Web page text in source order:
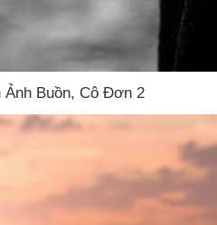
Ảnh Buồn, Cô Đơn 2